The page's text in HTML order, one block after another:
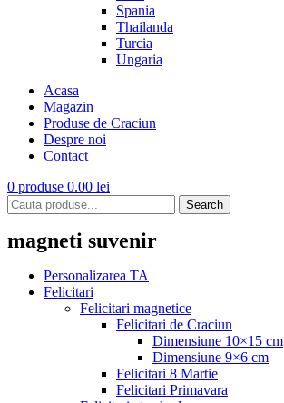
Spania
Thailanda
Turcia
Ungaria
Acasa
Magazin
Produse de Craciun
Despre noi
Contact
0 produse 0.00 lei
Search
magneti suvenir
Personalizarea TA
Felicitari
Felicitari magnetice
Felicitari de Craciun
Dimensiune 10×15 cm
Dimensiune 9×6 cm
Felicitari 8 Martie
Felicitari Primavara